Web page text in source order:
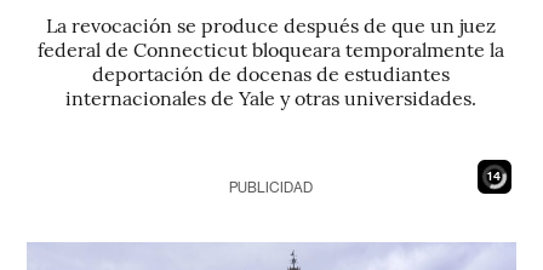
La revocación se produce después de que un juez
federal de Connecticut bloqueara temporalmente la
deportación de docenas de estudiantes
internacionales de Yale y otras universidades.
12
PUBLICIDAD